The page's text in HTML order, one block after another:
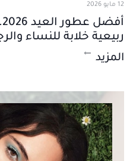
12 مايو 2026
ربيعية خلابة للنساء
المزيد